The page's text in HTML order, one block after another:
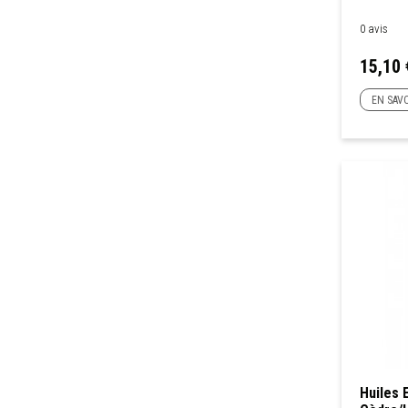
0 avis
Prix
15,10
EN
Huiles